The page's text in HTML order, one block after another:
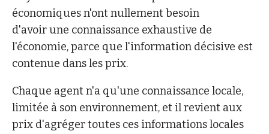
économiques n'ont nullement besoin
d'avoir une connaissance exhaustive de
l'économie, parce que l'information décisive est
contenue dans les prix.
Chaque agent n'a qu'une connaissance locale,
limitée à son environnement, et il revient aux
prix d'agréger toutes ces informations locales